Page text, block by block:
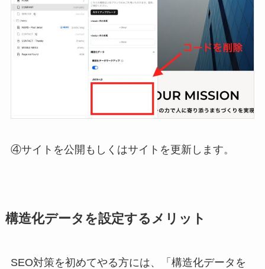
④サイトを公開もしくはサイトを更新します。
構造化データを設定するメリット
SEO対策を初めてやる方には、「構造化データを